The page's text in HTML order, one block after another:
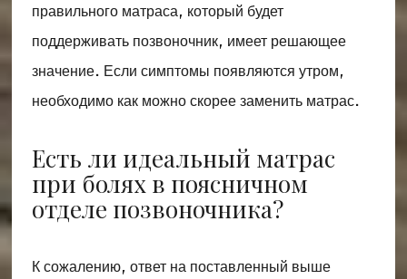
правильного матраса, который будет
поддерживать позвоночник, имеет решающее
значение. Если симптомы появляются утром,
необходимо как можно скорее заменить матрас.
Есть ли идеальный матрас
при болях в поясничном
отделе позвоночника?
К сожалению, ответ на поставленный выше